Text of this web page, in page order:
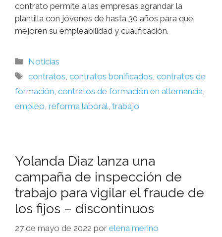
contrato permite a las empresas agrandar la
plantilla con jóvenes de hasta 30 años para que
mejoren su empleabilidad y cualificación.
Noticias
contratos ,contratos bonificados ,contratos de
formación contratos de formación en alternancia
empleo reforma laboral trabajo
Yolanda Diaz lanza una
campaña de inspección de
trabajo para vigilar el fraude de
los fijos – discontinuos
27 de mayo de 2022 por elena merino